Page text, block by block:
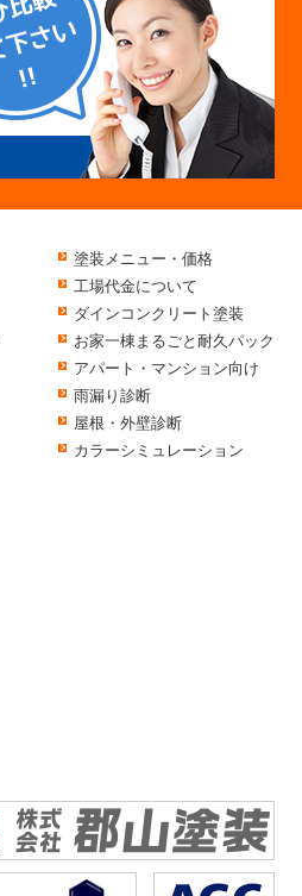
塗装メニュー・価格
工場代金について
ダインコンクリート塗装
お家一棟まるごと耐久パック
アパート・マンション向け
雨漏り診断
屋根・外壁診断
カラーシミュレーション